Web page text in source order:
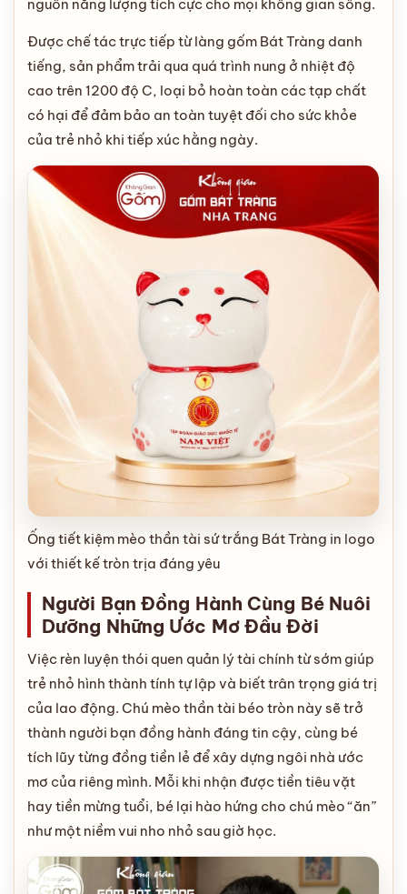
nguồn năng lượng tích cực cho mọi không gian sống.
Được chế tác trực tiếp từ làng gốm Bát Tràng danh
tiếng, sản phẩm trải qua quá trình nung ở nhiệt độ
cao trên 1200 độ C, loại bỏ hoàn toàn các tạp chất
có hại để đảm bảo an toàn tuyệt đối cho sức khỏe
của trẻ nhỏ khi tiếp xúc hằng ngày.
Ống tiết kiệm mèo thần tài sứ trắng Bát Tràng in logo
với thiết kế tròn trịa đáng yêu
Người Bạn Đồng Hành Cùng Bé Nuôi
Dưỡng Những Ước Mơ Đầu Đời
Việc rèn luyện thói quen quản lý tài chính từ sớm giúp
trẻ nhỏ hình thành tính tự lập và biết trân trọng giá trị
của lao động. Chú mèo thần tài béo tròn này sẽ trở
thành người bạn đồng hành đáng tin cậy, cùng bé
tích lũy từng đồng tiền lẻ để xây dựng ngôi nhà ước
mơ của riêng mình. Mỗi khi nhận được tiền tiêu vặt
hay tiền mừng tuổi, bé lại hào hứng cho chú mèo “ăn”
như một niềm vui nho nhỏ sau giờ học.